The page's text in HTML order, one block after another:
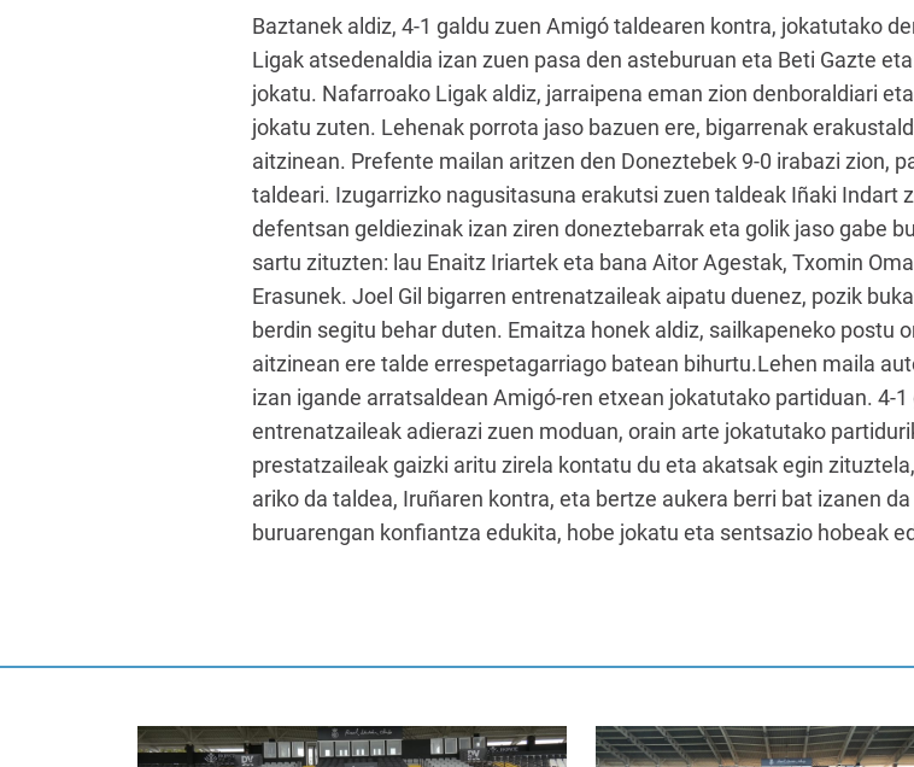
Baztanek aldiz, 4-1 galdu zuen Amigó taldearen kontra, jokatutako
Ligak atsedenaldia izan zuen pasa den asteburuan eta Beti Gazte
jokatu. Nafarroako Ligak aldiz, jarraipena eman zion denboraldiari
jokatu zuten. Lehenak porrota jaso bazuen ere, bigarrenak
aitzinean. Prefente mailan aritzen den Doneztebek 9-0 irabazi zion,
taldeari. Izugarrizko nagusitasuna erakutsi zuen taldeak Iñaki Indart
defentsan geldiezinak izan ziren doneztebarrak eta golik jaso gabe
sartu zituzten: lau Enaitz Iriartek eta bana Aitor Agestak, Txomin
Erasunek. Joel Gil bigarren entrenatzaileak aipatu duenez, pozik
berdin segitu behar duten. Emaitza honek aldiz, sailkapeneko postu
aitzinean ere talde errespetagarriago batean bihurtu.Lehen maila
izan igande arratsaldean Amigó-ren etxean jokatutako partiduan. 4-
entrenatzaileak adierazi zuen moduan, orain arte jokatutako
prestatzaileak gaizki aritu zirela kontatu du eta akatsak egin
ariko da taldea, Iruñaren kontra, eta bertze aukera berri bat izanen
buruarengan konfiantza edukita, hobe jokatu eta sentsazio hobeak